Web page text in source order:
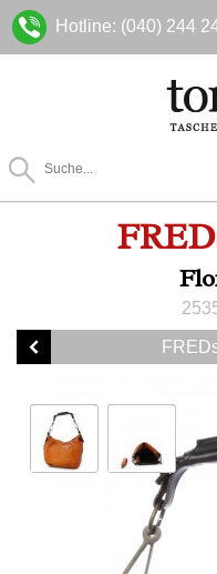
Hotline: (040) 244